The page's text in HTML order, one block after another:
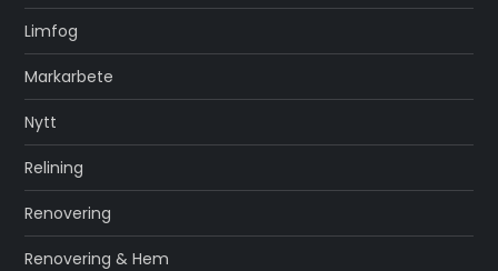
Limfog
Markarbete
Nytt
Relining
Renovering
Renovering & Hem